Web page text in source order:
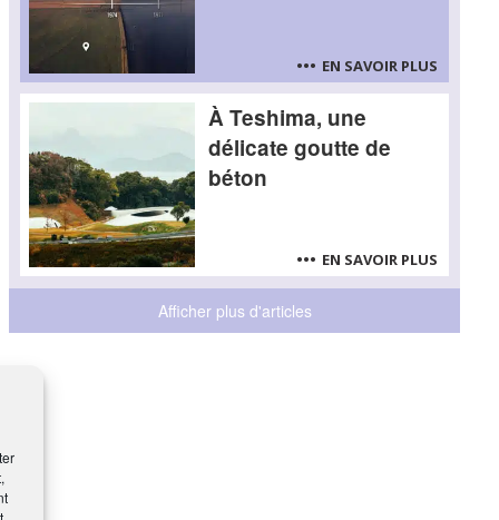
EN SAVOIR PLUS
À Teshima, une
délicate goutte de
béton
EN SAVOIR PLUS
Afficher plus d'articles